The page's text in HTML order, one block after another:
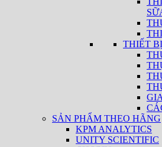
THIẾT
SẢN PHẨM THEO HÃNG
KPM ANALYTICS
UNITY SCIENTIFIC